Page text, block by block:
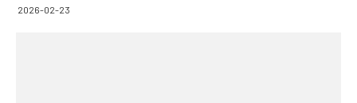
2026-02-23